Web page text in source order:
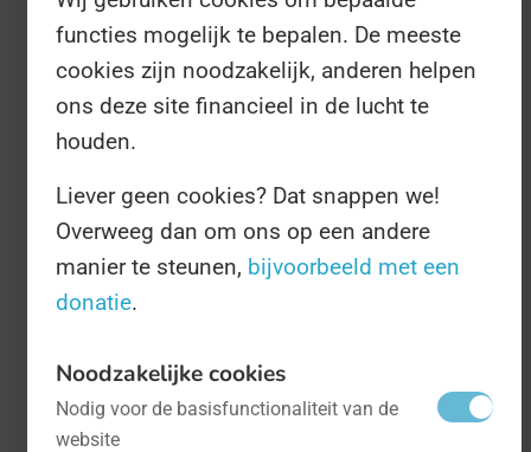
1 resultaat voor "tandvlees"
Dag van het Tandvlees
Gezondheid
functies mogelijk te bepalen. De meeste
cookies zijn noodzakelijk, anderen helpen
ons deze site financieel in de lucht te
houden.
Liever geen cookies? Dat snappen we!
Overweeg dan om ons op een andere
manier te steunen, bijvoorbeeld met een
donatie.
Noodzakelijke cookies
Nodig voor de basisfunctionaliteit van de
website